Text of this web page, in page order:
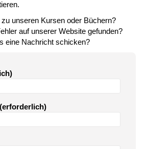
unseren Kursen oder Büchern?
auf unserer Website gefunden?
eine Nachricht schicken?